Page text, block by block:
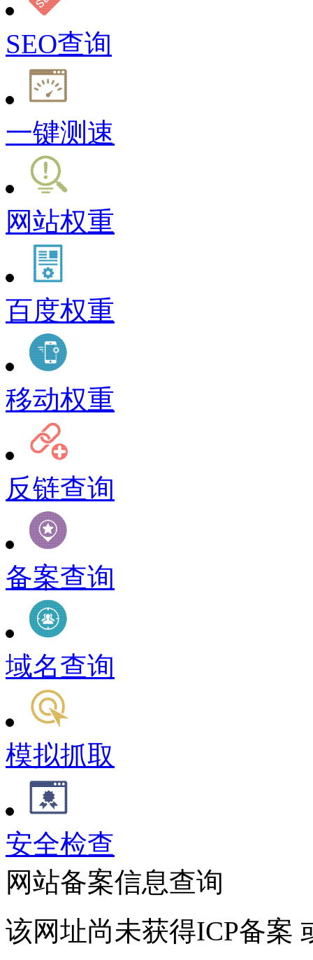
SEO查询
一键测速
网站权重
百度权重
移动权重
反链查询
备案查询
域名查询
模拟抓取
安全检查
网站备案信息查询
该网址尚未获得ICP备案